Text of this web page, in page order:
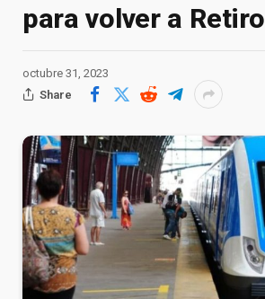
para volver a Retiro
octubre 31, 2023
Share